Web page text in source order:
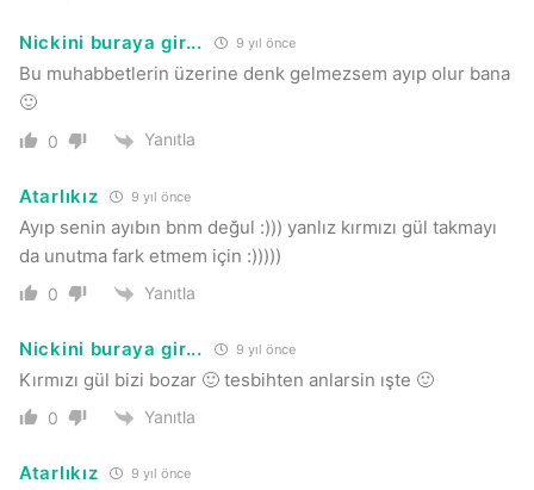
Nickini buraya gir... 9 yıl önce
Bu muhabbetlerin üzerine denk gelmezsem ayıp olur bana
🙂
0 Yanıtla
Atarlıkız 9 yıl önce
Ayıp senin ayıbın bnm değul :))) yanlız kırmızı gül takmayı
da unutma fark etmem için :)))))
0 Yanıtla
Nickini buraya gir... 9 yıl önce
Kırmızı gül bizi bozar 🙂 tesbihten anlarsin ışte 🙂
0 Yanıtla
Atarlıkız 9 yıl önce